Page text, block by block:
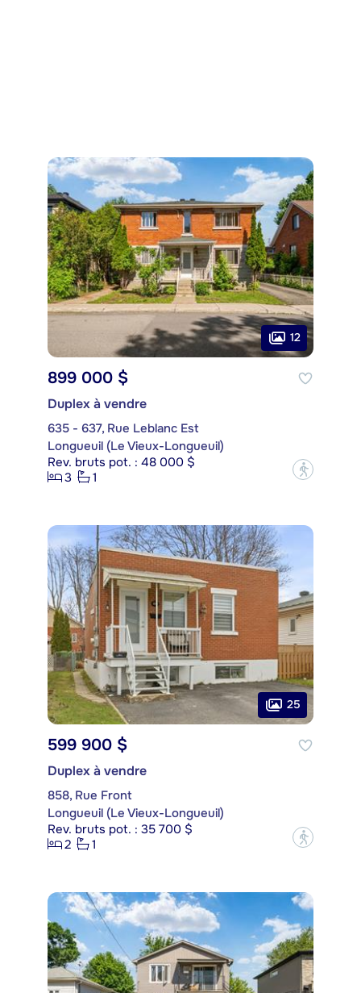
12
899 000 $
Duplex à vendre
635 - 637, Rue Leblanc Est
Longueuil (Le Vieux-Longueuil)
Rev. bruts pot. : 48 000 $
3
1 ?
25
599 900 $
Duplex à vendre
858, Rue Front
Longueuil (Le Vieux-Longueuil)
Rev. bruts pot. : 35 700 $
2
1 ?